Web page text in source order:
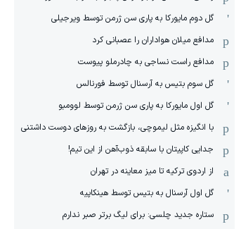
گل دوم مایورکا به پاری سن ژرمن توسط ویرجیلی
مدافع میلان هواداران را عصبانی کرد
مدافع راست نساجی به چادرملو پیوست
گل سوم بتیس به آرسنال توسط فورنالس
گل اول مایورکا به پاری سن ژرمن توسط لوومبو
با انگیزه مثل لیموچی، بازگشت به روزهای دوست داشتنی
جدایی کاپیتان با سابقه ذوب‌آهن از این تیم!
از اردوی ترکیه تا میز معاینه در تهران
گل اول آرسنال به بتیس توسط هینکاپیه
ستاره جدید چلسی: برای لیگ برتر صبر ندارم